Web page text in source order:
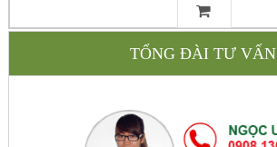
TỔNG ĐÀI TƯ VẤN